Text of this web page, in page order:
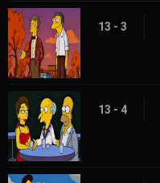
13 - 3
13 - 4